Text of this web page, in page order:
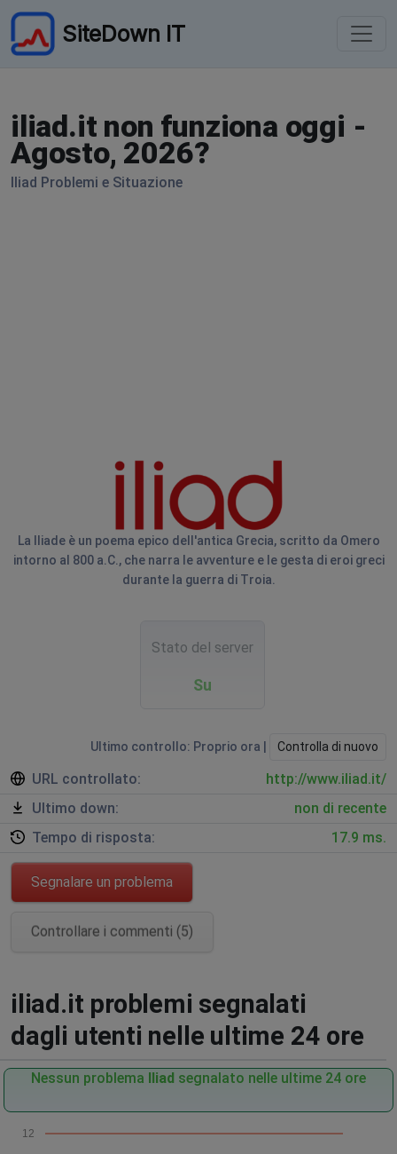
SiteDown IT
iliad.it non funziona oggi -
Agosto, 2026?
Iliad Problemi e Situazione
La Iliade è un poema epico dell'antica Grecia, scritto da Omero
intorno al 800 a.C., che narra le avventure e le gesta di eroi greci
durante la guerra di Troia.
Stato del server
Su
Ultimo controllo: Proprio ora | Controlla di nuovo
URL controllato:
http://www.iliad.it/
Ultimo down:
non di recente
Tempo di risposta:
17.9 ms.
Segnalare un problema
Controllare i commenti (5)
iliad.it problemi segnalati
dagli utenti nelle ultime 24 ore
Nessun problema Iliad segnalato nelle ultime 24 ore
12